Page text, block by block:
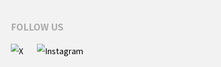
FOLLOW US